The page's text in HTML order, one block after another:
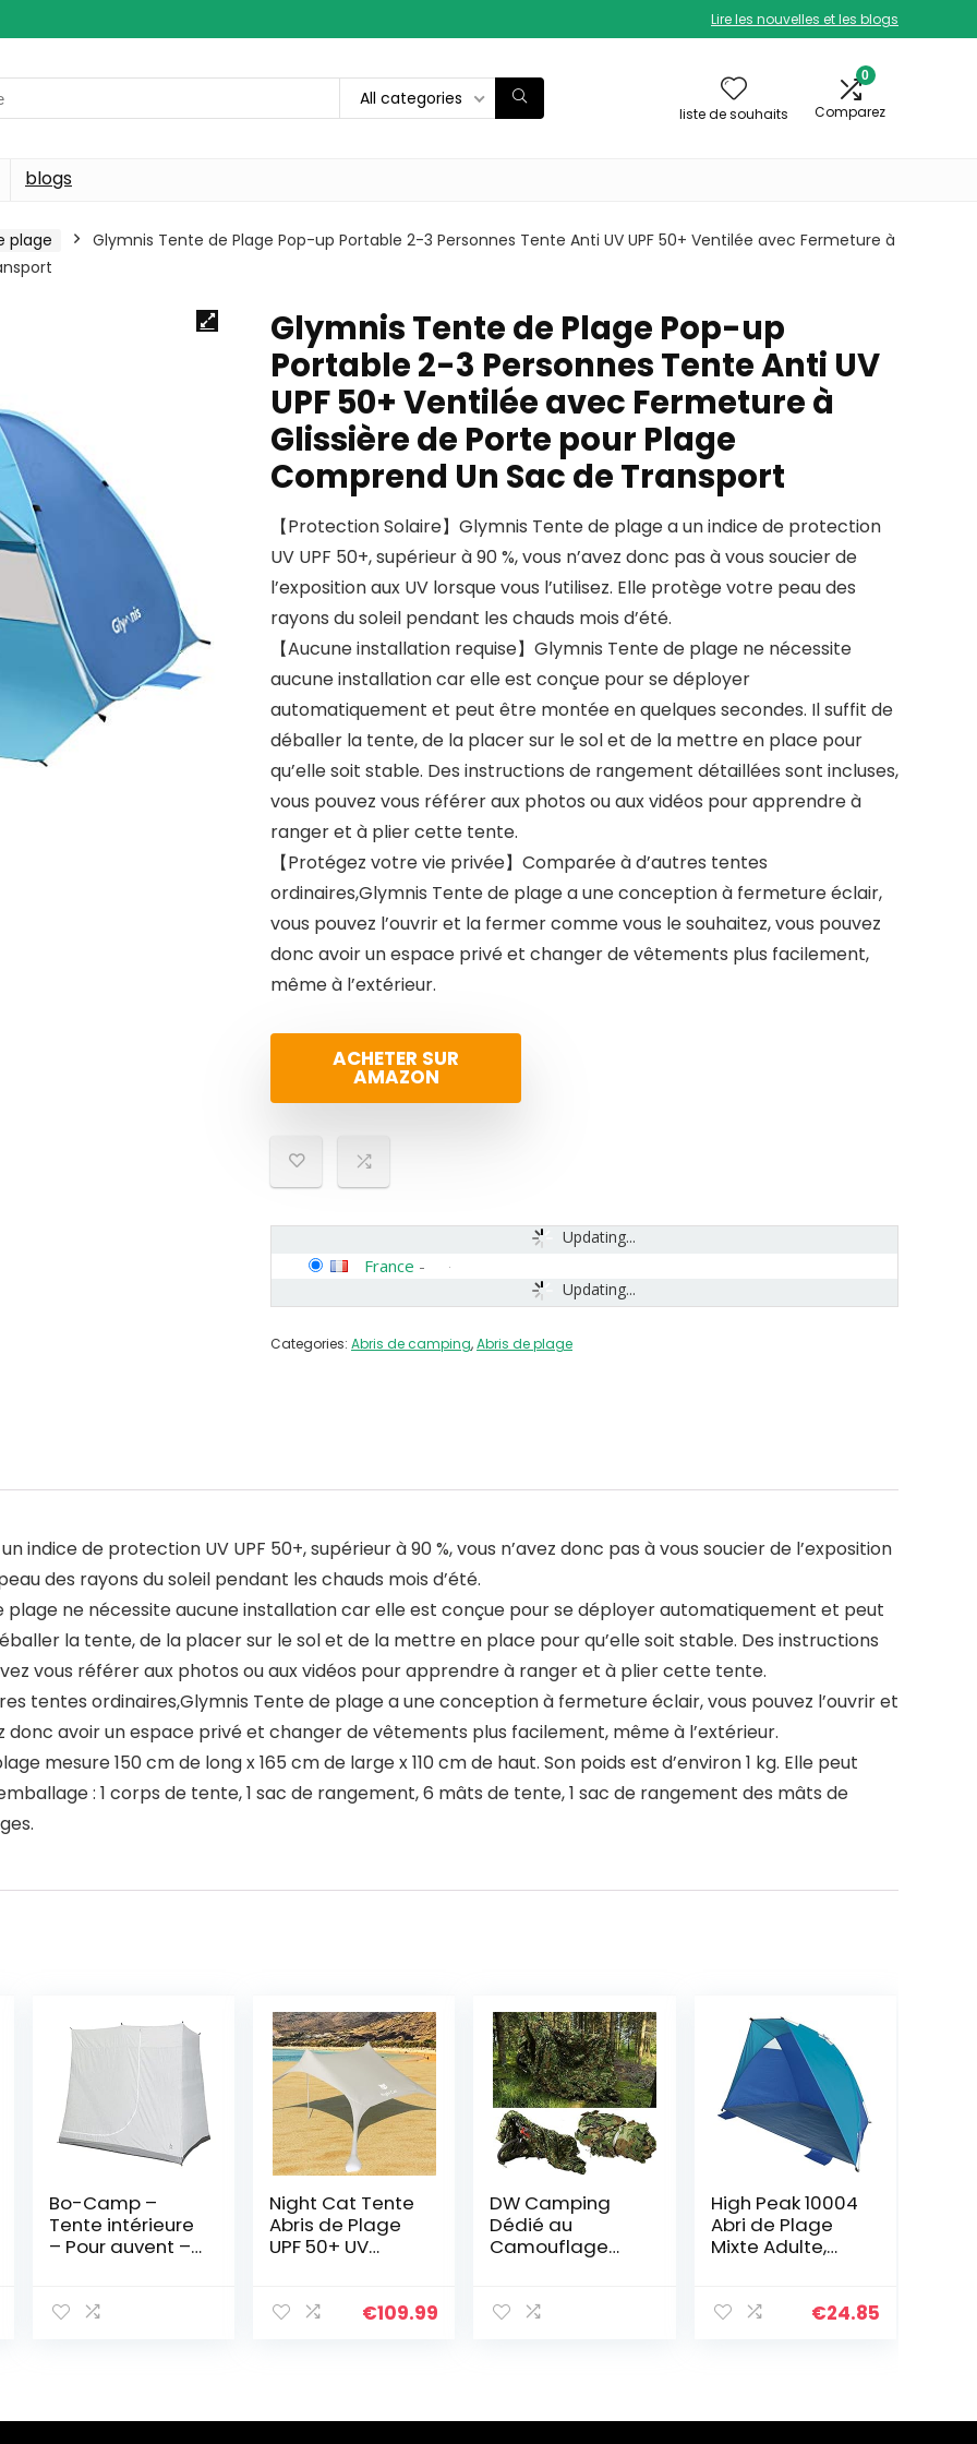
Lire les nouvelles et les blogs
All categories
liste de souhaits
0
Comparez
blogs
plage
Glymnis Tente de Plage Pop-up Portable 2-3 Personnes Tente Anti UV UPF 50+ Ventilée avec Fermeture à
Glymnis Tente de Plage Pop-up
Portable 2-3 Personnes Tente Anti UV
UPF 50+ Ventilée avec Fermeture à
Glissière de Porte pour Plage
Comprend Un Sac de Transport
【Protection Solaire】Glymnis Tente de plage a un indice de protection
UV UPF 50+, supérieur à 90 %, vous n’avez donc pas à vous soucier de
l’exposition aux UV lorsque vous l’utilisez. Elle protège votre peau des
rayons du soleil pendant les chauds mois d’été.
【Aucune installation requise】Glymnis Tente de plage ne nécessite
aucune installation car elle est conçue pour se déployer
automatiquement et peut être montée en quelques secondes. Il suffit de
déballer la tente, de la placer sur le sol et de la mettre en place pour
qu’elle soit stable. Des instructions de rangement détaillées sont incluses,
vous pouvez vous référer aux photos ou aux vidéos pour apprendre à
ranger et à plier cette tente.
【Protégez votre vie privée】Comparée à d’autres tentes
ordinaires,Glymnis Tente de plage a une conception à fermeture éclair,
vous pouvez l’ouvrir et la fermer comme vous le souhaitez, vous pouvez
donc avoir un espace privé et changer de vêtements plus facilement,
même à l’extérieur.
ACHETER SUR
AMAZON
Updating...
Updating...
France -
Categories: Abris de camping,Abris de plage
indice de protection UV UPF 50+, supérieur à 90 %, vous n’avez donc pas à vous soucier de l’exposition
des rayons du soleil pendant les chauds mois d’été.
plage ne nécessite aucune installation car elle est conçue pour se déployer automatiquement et peut
la tente, de la placer sur le sol et de la mettre en place pour qu’elle soit stable. Des instructions
vous référer aux photos ou aux vidéos pour apprendre à ranger et à plier cette tente.
tentes ordinaires,Glymnis Tente de plage a une conception à fermeture éclair, vous pouvez l’ouvrir et
avoir un espace privé et changer de vêtements plus facilement, même à l’extérieur.
mesure 150 cm de long x 165 cm de large x 110 cm de haut. Son poids est d’environ 1 kg. Elle peut
: 1 corps de tente, 1 sac de rangement, 6 mâts de tente, 1 sac de rangement des mâts de
Bo-Camp –
Tente intérieure
– Pour auvent –
mètres, Gris
Night Cat Tente
Abris de Plage
UPF 50+ UV
Ancres Portable
Plage
€109.99
DW Camping
Dédié au
Camouflage
Camouflage,
de Plein Air
High Peak 10004
Abri de Plage
Mixte Adulte,
130 cm
€24.85